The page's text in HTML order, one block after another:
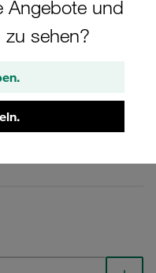
Angebote und
zu sehen?
IS-
W13